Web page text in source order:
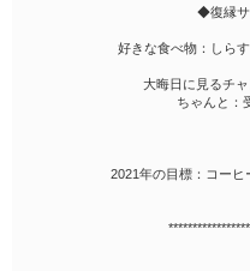
◆復縁
好きな食べ物：しら
大晦日に見るチ
ちゃんと：
2021年の目標：コー